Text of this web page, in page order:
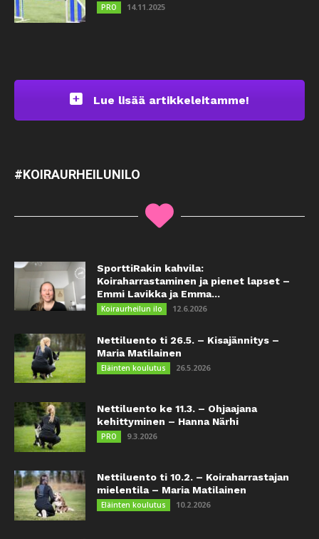
PRO 14.11.2025
Lue lisää artikkeleitamme!
#KOIRAURHEILUNILO
SporttiRakin kahvila:
Koiraharrastaminen ja pienet lapset –
Emmi Lavikka ja Emma...
Koiraurheilun ilo 12.6.2026
Nettiluento ti 26.5. – Kisajännitys –
Maria Matilainen
Eläinten koulutus 26.5.2026
Nettiluento ke 11.3. – Ohjaajana
kehittyminen – Hanna Närhi
PRO 9.3.2026
Nettiluento ti 10.2. – Koiraharrastajan
mielentila – Maria Matilainen
Eläinten koulutus 10.2.2026